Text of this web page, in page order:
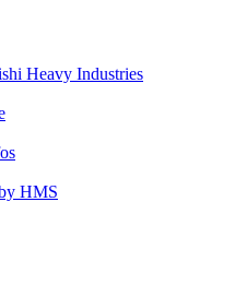
Heavy Industries
HMS